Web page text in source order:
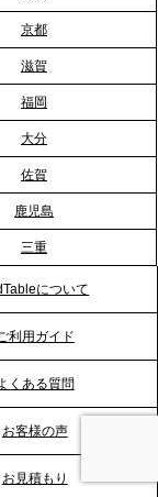
日限定の
する《出張
コ」で悩
ングで“福利
「恵方
ミュニケ
京都
滋賀
福岡
大分
佐賀
鹿児島
三重
について
利用ガイド
くある質問
お客様の声
お見積もり